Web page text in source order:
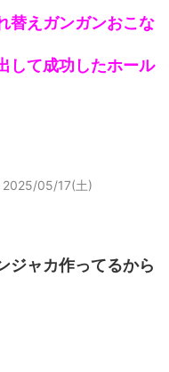
替えガンガンおこな
して成功したホール
2025/05/17(土)
ジャカ作ってるから